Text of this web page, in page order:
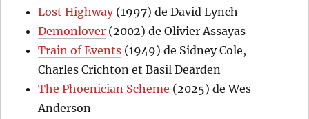
Lost Highway(1997) de David Lynch
Demonlover (2002) de Olivier Assayas
Train of Events (1949) de Sidney Cole,
Charles Crichton et Basil Dearden
The Phoenician Scheme (2025) de Wes
Anderson